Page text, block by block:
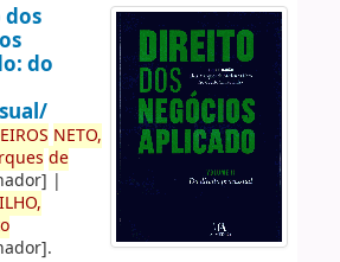
do
IROS NETO,
de
|
.